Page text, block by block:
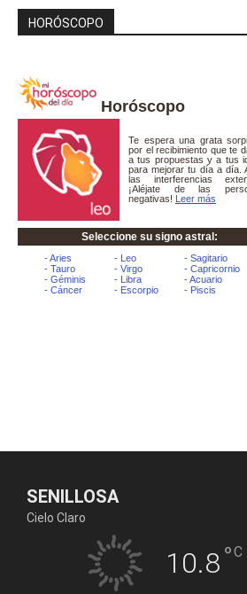
HORÓSCOPO
Horóscopo
SENILLOSA
Cielo Claro
10.8°C